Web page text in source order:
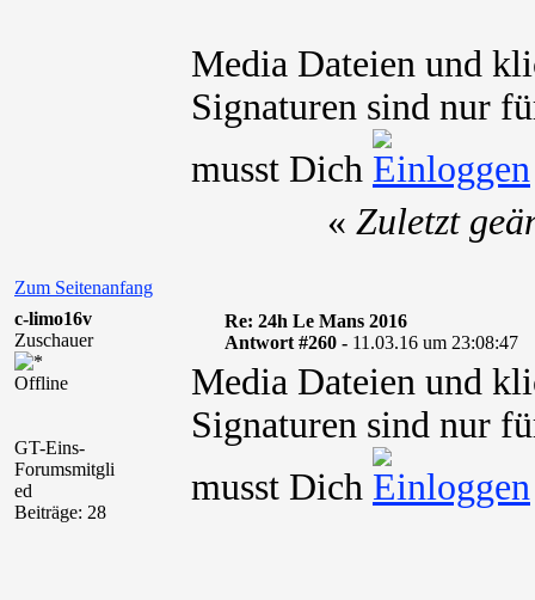
Media Dateien und
Signaturen sind nur
musst Dich
Zum Seitenanfang
« Zuletzt
c-limo16v
Zuschauer
Offline
GT-Eins-
Forumsmitgli
ed
Beiträge: 28
Re: 24h Le Mans 2016
Antwort #260 - 11.03.16 um 23:08:47
Media Dateien und
Signaturen sind nur
musst Dich